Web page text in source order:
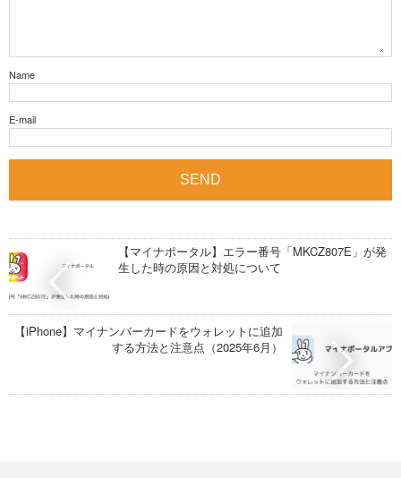
Name
E-mail
【マイナポータル】エラー番号「MKCZ807E」が発
生した時の原因と対処について
【iPhone】マイナンバーカードをウォレットに追加
する方法と注意点（2025年6月）